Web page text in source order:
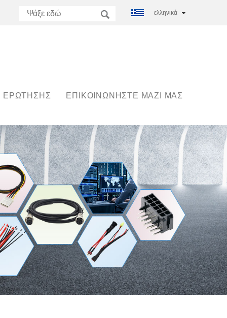
ελληνικά
ΕΡΏΤΗΣΗΣ ΕΠΙΚΟΙΝΩΝΉΣΤΕ ΜΑΖΊ ΜΑΣ